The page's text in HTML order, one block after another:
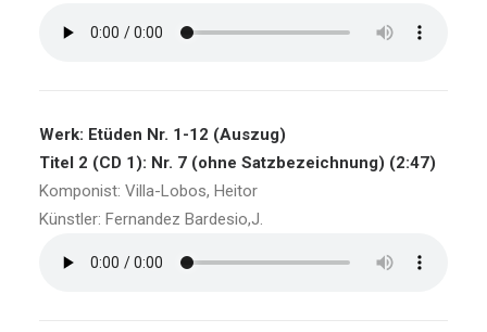
Werk: Etüden Nr. 1-12 (Auszug)
Titel 2 (CD 1): Nr. 7 (ohne Satzbezeichnung) (2:47)
Komponist: Villa-Lobos, Heitor
Künstler: Fernandez Bardesio,J.